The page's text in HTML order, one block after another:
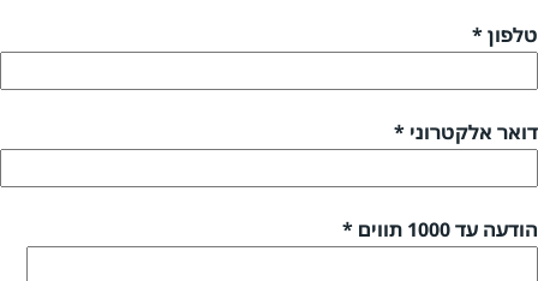
טלפון *
דואר אלקטרוני *
הודעה עד 1000 תווים *